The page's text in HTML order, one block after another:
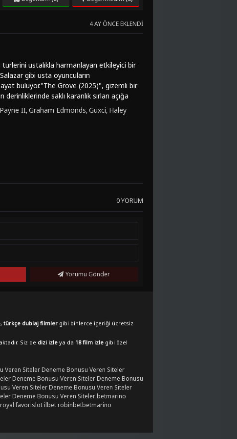
4 AY ÖNCE EKLENDI
ustalıkla harmanlayan etkileyici bir
gibi usta oyuncuların
buluyor."The Grove (2025)", gizemli bir
saklı karanlık sırları açığa
öne çıkan özellikleri arasında
için "The Grove (2025)" filmi,
Zekice işlenmiş senaryosu ve sürpriz
seyircilere en etkili şekilde ulaşıyor.Eğer
II,Graham Edmonds,Guxci, Haley
0 YORUM
Yorumu Gönder
, türkçe dublaj filmler gibi binlerce içeriği ücretsiz
Siz de dizi izle ya da 18 film izle gibi özel
Veren SitelerDeneme Bonusu Veren Siteler
Deneme Bonusu Veren SitelerDeneme Bonusu
Veren SitelerDeneme Bonusu Veren Siteler
Deneme Bonusu Veren Sitelerbetmarino
favorislotilbetrobinbetbetmarino